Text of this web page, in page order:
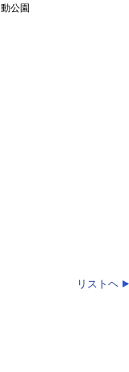
公園
リストヘ